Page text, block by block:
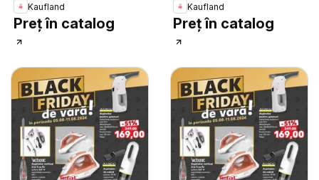
Kaufland
Preț în catalog
Kaufland
Preț în catalog